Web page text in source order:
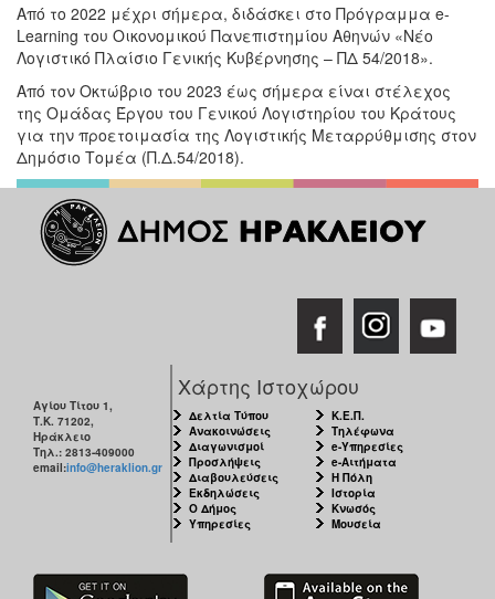
Από το 2022 μέχρι σήμερα, διδάσκει στο Πρόγραμμα e-
Learning του Οικονομικού Πανεπιστημίου Αθηνών «Νέο
Λογιστικό Πλαίσιο Γενικής Κυβέρνησης – ΠΔ 54/2018».
Από τον Οκτώβριο του 2023 έως σήμερα είναι στέλεχος
της Ομάδας Έργου του Γενικού Λογιστηρίου του Κράτους
για την προετοιμασία της Λογιστικής Μεταρρύθμισης στον
Δημόσιο Τομέα (Π.Δ.54/2018).
Αγίου Τίτου 1,
Τ.Κ. 71202,
Ηράκλειο
Τηλ.: 2813-409000
email:info@heraklion.gr
Χάρτης Ιστοχώρου
Δελτία Τύπου
Ανακοινώσεις
Διαγωνισμοί
Προσλήψεις
Διαβουλεύσεις
Εκδηλώσεις
Ο Δήμος
Υπηρεσίες
Κ.Ε.Π.
Τηλέφωνα
e-Υπηρεσίες
e-Αιτήματα
Η Πόλη
Ιστορία
Κνωσός
Μουσεία